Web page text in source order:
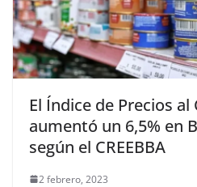
El Índice de Precios
aumentó un 6,5% en
según el CREEBBA
2 febrero, 2023